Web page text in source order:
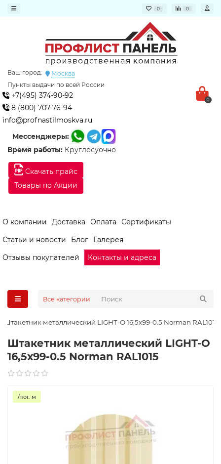
0 0
Скачать прайс
Товары по Акции
Ваш город:
Москва
Пункты выдачи по всей России
+7(495) 374-90-92
8 (800) 707-76-94
info@profnastilmoskva.ru
Мессенджеры:
Время работы: Круглосуочно
0
О компании Доставка Оплата
Сертификаты
Статьи и новости
Блог
Галерея
Отзывы покупателей
Контакты и адреса
Все категории
Штакетник металлический LIGHT-O 16,5х99-0.5 Norman RAL1015
Штакетник металлический LIGHT-O
16,5х99-0.5 Norman RAL1015
/пог. м